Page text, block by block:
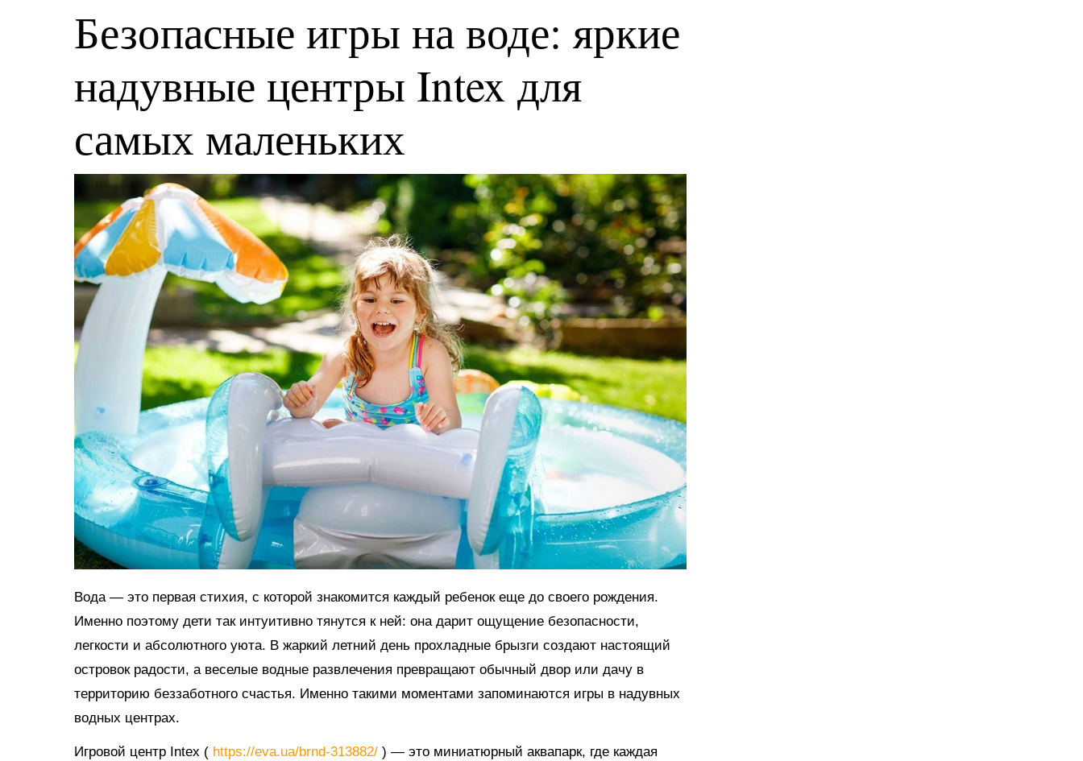
Безопасные игры на воде: яркие
надувные центры Intex для
самых маленьких
Вода — это первая стихия, с которой знакомится каждый ребенок еще до своего рождения.
Именно поэтому дети так интуитивно тянутся к ней: она дарит ощущение безопасности,
легкости и абсолютного уюта. В жаркий летний день прохладные брызги создают настоящий
островок радости, а веселые водные развлечения превращают обычный двор или дачу в
территорию беззаботного счастья. Именно такими моментами запоминаются игры в надувных
водных центрах.
Игровой центр Intex ( https://eva.ua/brnd-313882/ ) — это миниатюрный аквапарк, где каждая